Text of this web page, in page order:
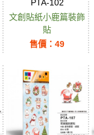
PTA-102
文創貼紙小鹿篇裝飾
貼
售價：49